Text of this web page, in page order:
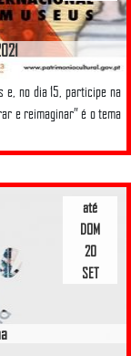
e, no dia 15, participe na
e reimaginar” é o tema
até
DOM
20
SET